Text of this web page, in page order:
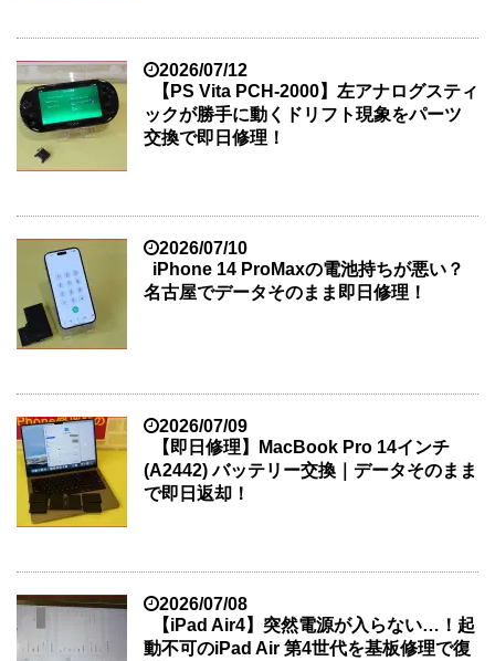
2026/07/12
【PS Vita PCH-2000】左アナログスティ
ックが勝手に動くドリフト現象をパーツ
交換で即日修理！
2026/07/10
iPhone 14 ProMaxの電池持ちが悪い？
名古屋でデータそのまま即日修理！
2026/07/09
【即日修理】MacBook Pro 14インチ
(A2442) バッテリー交換｜データそのまま
で即日返却！
2026/07/08
【iPad Air4】突然電源が入らない…！起
動不可のiPad Air 第4世代を基板修理で復